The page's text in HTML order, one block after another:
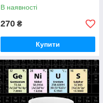
В наявності
270 ₴
Купити